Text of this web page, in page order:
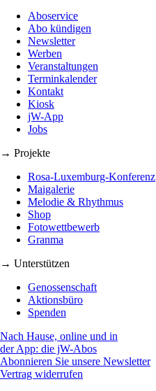
Aboservice
Abo kündigen
Newsletter
Werben
Veranstaltungen
Terminkalender
Kontakt
Kiosk
jW-App
Jobs
→ Projekte
Rosa-Luxemburg-Konferenz
Maigalerie
Melodie & Rhythmus
Shop
Fotowettbewerb
Granma
→ Unterstützen
Genossenschaft
Aktionsbüro
Spenden
Nach Hause, online und in
der App: die jW-Abos
Abonnieren Sie unsere Newsletter
Vertrag widerrufen